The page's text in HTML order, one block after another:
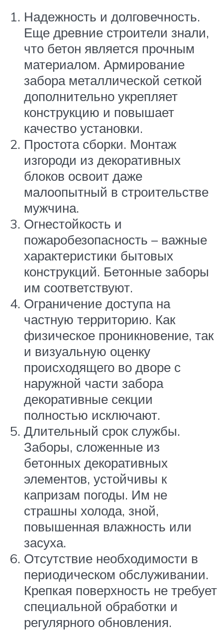
Надежность и долговечность.
Еще древние строители знали,
что бетон является прочным
материалом. Армирование
забора металлической сеткой
дополнительно укрепляет
конструкцию и повышает
качество установки.
Простота сборки. Монтаж
изгороди из декоративных
блоков освоит даже
малоопытный в строительстве
мужчина.
Огнестойкость и
пожаробезопасность – важные
характеристики бытовых
конструкций. Бетонные заборы
им соответствуют.
Ограничение доступа на
частную территорию. Как
физическое проникновение, так
и визуальную оценку
происходящего во дворе с
наружной части забора
декоративные секции
полностью исключают.
Длительный срок службы.
Заборы, сложенные из
бетонных декоративных
элементов, устойчивы к
капризам погоды. Им не
страшны холода, зной,
повышенная влажность или
засуха.
Отсутствие необходимости в
периодическом обслуживании.
Крепкая поверхность не требует
специальной обработки и
регулярного обновления.